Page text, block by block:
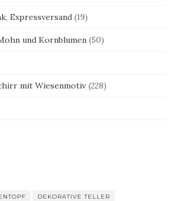
Expressversand (19)
und Kornblumen (50)
mit Wiesenmotiv (228)
DEKORATIVE TELLER